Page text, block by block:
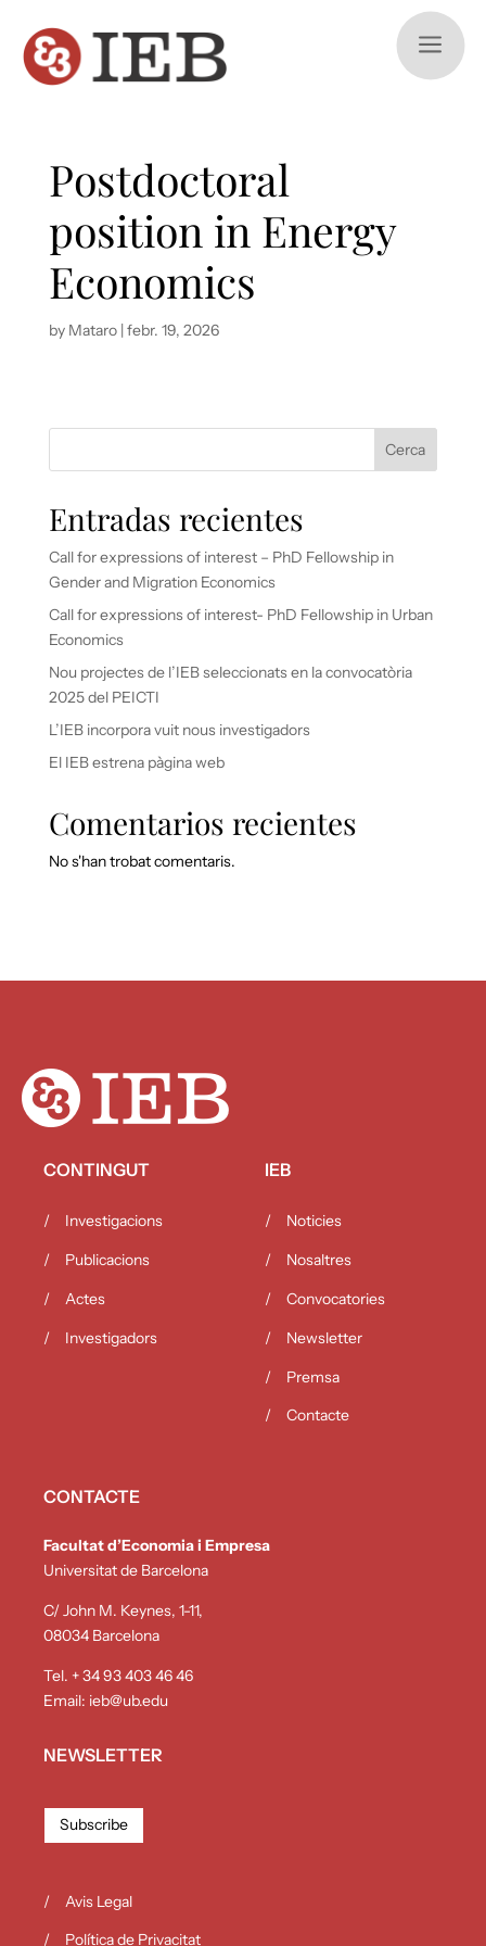
a
Postdoctoral
position in Energy
Economics
by Mataro| febr. 19, 2026
Cerca
Entradas recientes
Call for expressions of interest – PhD Fellowship in
Gender and Migration Economics
Call for expressions of interest- PhD Fellowship in Urban
Economics
Nou projectes de l’IEB seleccionats en la convocatòria
2025 del PEICTI
L’IEB incorpora vuit nous investigadors
El IEB estrena pàgina web
Comentarios recientes
No s'han trobat comentaris.
CONTINGUT
Investigacions
Publicacions
Actes
Investigadors
IEB
Noticies
Nosaltres
Convocatories
Newsletter
Premsa
Contacte
CONTACTE
Facultat d’Economia i Empresa
Universitat de Barcelona
C/ John M. Keynes, 1-11,
08034 Barcelona
Tel. + 34 93 403 46 46
Email: ieb@ub.edu
NEWSLETTER
Subscribe
Avis Legal
Política de Privacitat